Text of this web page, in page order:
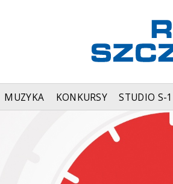
MUZYKA KONKURSY STUDIO S-1